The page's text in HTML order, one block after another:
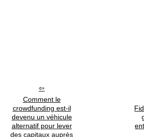
Comment le
crowdfunding est-il
devenu un véhicule
alternatif pour lever
des capitaux auprès